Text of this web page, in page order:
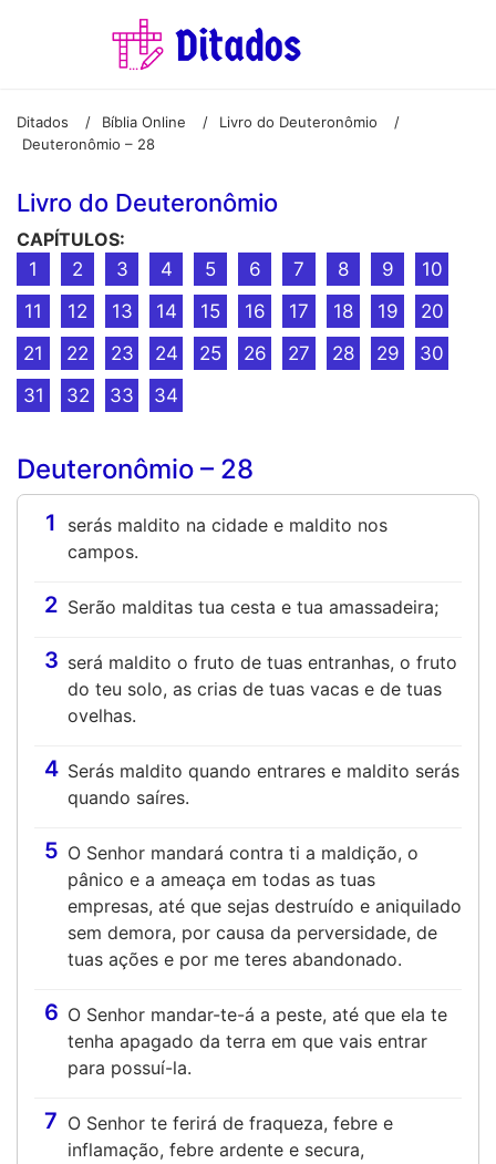
Ditados / Bíblia Online / Livro do Deuteronômio
/
Deuteronômio – 28
Livro do Deuteronômio
CAPÍTULOS:
1
2 3 4 5 6 7 8 9
10
11
12 13 14 15 16 17 18 19
20
21
22 23 24 25 26 27 28 29
30
31
32 33 34
Deuteronômio – 28
1
serás maldito na cidade e maldito nos
campos.
2 Serão malditas tua cesta e tua amassadeira;
3 será maldito o fruto de tuas entranhas, o fruto
do teu solo, as crias de tuas vacas e de tuas
ovelhas.
4 Serás maldito quando entrares e maldito serás
quando saíres.
5 O Senhor mandará contra ti a maldição, o
pânico e a ameaça em todas as tuas
empresas, até que sejas destruído e aniquilado
sem demora, por causa da perversidade, de
tuas ações e por me teres abandonado.
6 O Senhor mandar-te-á a peste, até que ela te
tenha apagado da terra em que vais entrar
para possuí-la.
7 O Senhor te ferirá de fraqueza, febre e
inflamação, febre ardente e secura,